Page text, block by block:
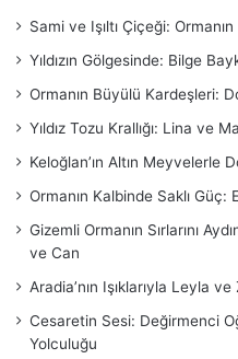
Sami ve Işıltı Çiçeği:
Yıldızın Gölgesinde: Bilge
Ormanın Büyülü Kardeşleri:
Yıldız Tozu Krallığı: Lina ve
Keloğlan’ın Altın Meyvelerle
Ormanın Kalbinde Saklı Güç:
Gizemli Ormanın Sırlarını
ve Can
Aradia’nın Işıklarıyla Leyla ve
Cesaretin Sesi: Değirmenci
Yolculuğu